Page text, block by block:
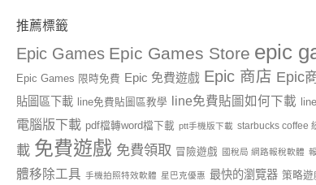
推薦標籤
Epic Games Epic Games Store epic
Epic Games 限時免費 Epic 免費遊戲 Epic 商店 Epic
貼圖區下載
line免費貼圖區教學 line免費貼圖如何下載
電腦版下載 pdf檔轉word檔下載 ptt手機版下載 starbucks coffee
載 免費遊戲 免費領取 冒險遊戲 國稅局 網路報稅軟體
體移除工具 手機拍照特效軟體 星巴克優惠 最快的瀏覽器 策略遊